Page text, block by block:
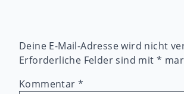
Deine E-Mail-Adresse wird nicht
Erforderliche Felder sind mit *
Kommentar*